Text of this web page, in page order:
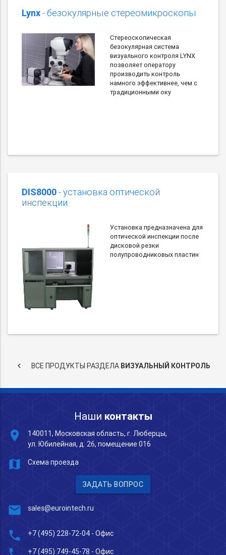
Lynx- безокулярные стереомикроскопы
Стереоскопическая
безокулярная система
визуального контроля LYNX
позволяет оператору
производить контроль
намного эффективнее, чем с
традиционными оку
DIS8000- установка оптической
инспекции
Установка предназначена для
оптической инспекции после
дисковой резки
полупроводниковых пластин
keyboard_arrow_left ВСЕ ПРОДУКТЫ РАЗДЕЛА ВИЗУАЛЬНЫЙ КОНТРОЛЬ
Наши контакты
place
140011, Московская область, г. Люберцы,
ул. Юбилейная, д. 26, помещение 016
map Схема проезда
ЗАДАТЬ ВОПРОС
mail sales@eurointech.ru
phone +7 (495) 228-72-04 - Офис
+7 (495) 749-45-78 - Офис